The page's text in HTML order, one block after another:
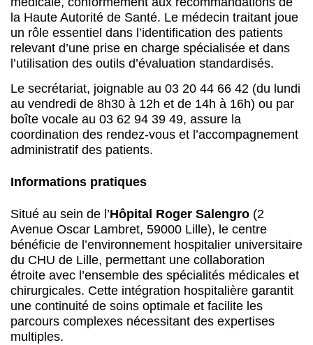
la Haute Autorité de Santé. Le médecin traitant joue
un rôle essentiel dans l’identification des patients
relevant d’une prise en charge spécialisée et dans
l’utilisation des outils d’évaluation standardisés.
Le secrétariat, joignable au 03 20 44 66 42 (du lundi
au vendredi de 8h30 à 12h et de 14h à 16h) ou par
boîte vocale au 03 62 94 39 49, assure la
coordination des rendez-vous et l’accompagnement
administratif des patients.
Informations pratiques
Situé au sein de l’Hôpital Roger Salengro (2
Avenue Oscar Lambret, 59000 Lille), le centre
bénéficie de l’environnement hospitalier universitaire
du CHU de Lille, permettant une collaboration
étroite avec l’ensemble des spécialités médicales et
chirurgicales. Cette intégration hospitalière garantit
une continuité de soins optimale et facilite les
parcours complexes nécessitant des expertises
multiples.